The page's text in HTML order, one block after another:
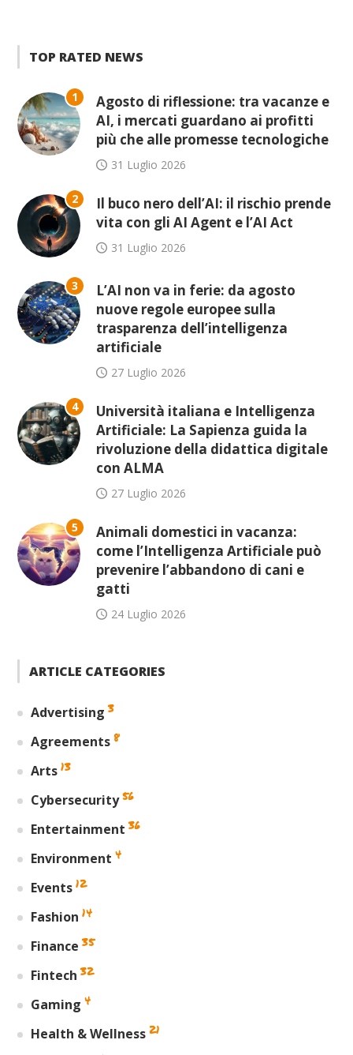
TOP RATED NEWS
1
Agosto di riflessione: tra vacanze e
AI, i mercati guardano ai profitti
più che alle promesse tecnologiche
31 Luglio 2026
2
Il buco nero dell’AI: il rischio prende
vita con gli AI Agent e l’AI Act
31 Luglio 2026
3
L’AI non va in ferie: da agosto
nuove regole europee sulla
trasparenza dell’intelligenza
artificiale
27 Luglio 2026
4
Università italiana e Intelligenza
Artificiale: La Sapienza guida la
rivoluzione della didattica digitale
con ALMA
27 Luglio 2026
5
Animali domestici in vacanza:
come l’Intelligenza Artificiale può
prevenire l’abbandono di cani e
gatti
24 Luglio 2026
ARTICLE CATEGORIES
Advertising 3
Agreements 8
Arts 13
Cybersecurity 56
Entertainment 36
Environment 4
Events 12
Fashion 14
Finance 35
Fintech 32
Gaming 4
Health & Wellness 21